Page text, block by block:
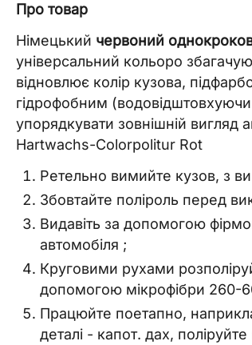
Про товар
Німецький червоний
універсальний кольоро
відновлює колір кузова,
гідрофобним
упорядкувати зовнішній вигляд
Hartwachs-Colorpolitur Rot
Ретельно вимийте кузов, з
Збовтайте поліроль перед
Видавіть за допомогою
автомобіля ;
Круговими рухами
допомогою мікрофібри 260-
Працюйте поетапно,
деталі - капот. дах,